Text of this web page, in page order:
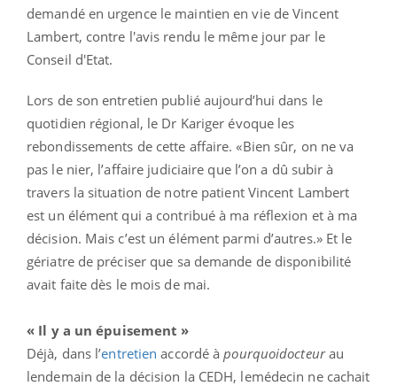
demandé en urgence le maintien en vie de Vincent
Lambert, contre l'avis rendu le même jour par le
Conseil d'Etat.
Lors de son entretien publié aujourd’hui dans le
quotidien régional, le Dr Kariger évoque les
rebondissements de cette affaire. «Bien sûr, on ne va
pas le nier, l’affaire judiciaire que l’on a dû subir à
travers la situation de notre patient Vincent Lambert
est un élément qui a contribué à ma réflexion et à ma
décision. Mais c’est un élément parmi d’autres.» Et le
gériatre de préciser que sa demande de disponibilité
avait faite dès le mois de mai.
« Il y a un épuisement »
Déjà, dans l’entretien accordé àpourquoidocteurau
lendemain de la décision la CEDH, lemédecin ne cachait